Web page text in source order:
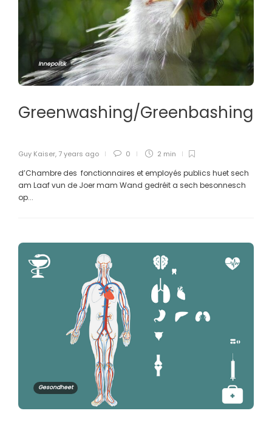
Innepolitik
Greenwashing/Greenbashing
Guy Kaiser, 7 years ago 0 2 min
d’Chambre des fonctionnaires et employés publics huet sech
am Laaf vun de Joer mam Wand gedréit a sech besonnesch
op...
Gesondheet